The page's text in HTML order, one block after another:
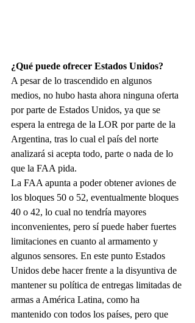
¿Qué puede ofrecer Estados Unidos?
A pesar de lo trascendido en algunos
medios, no hubo hasta ahora ninguna oferta
por parte de Estados Unidos, ya que se
espera la entrega de la LOR por parte de la
Argentina, tras lo cual el país del norte
analizará si acepta todo, parte o nada de lo
que la FAA pida.
La FAA apunta a poder obtener aviones de
los bloques 50 o 52, eventualmente bloques
40 o 42, lo cual no tendría mayores
inconvenientes, pero sí puede haber fuertes
limitaciones en cuanto al armamento y
algunos sensores. En este punto Estados
Unidos debe hacer frente a la disyuntiva de
mantener su política de entregas limitadas de
armas a América Latina, como ha
mantenido con todos los países, pero que